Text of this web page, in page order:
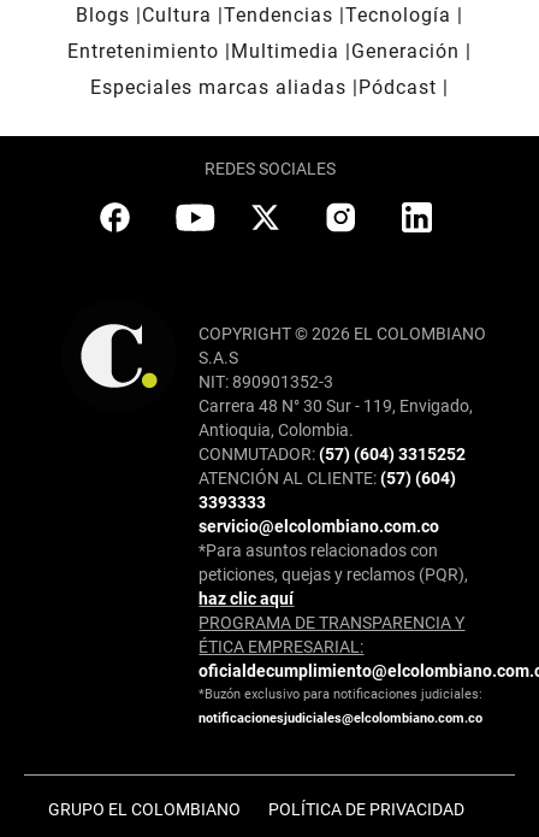
Blogs
Cultura Tendencias Tecnología
Entretenimiento
Multimedia
Generación
Especiales marcas aliadas
Pódcast
REDES SOCIALES
COPYRIGHT © 2026 EL COLOMBIANO
S.A.S
NIT: 890901352-3
Carrera 48 N° 30 Sur - 119, Envigado,
Antioquia, Colombia.
CONMUTADOR:(57) (604) 3315252
ATENCIÓN AL CLIENTE:(57) (604)
3393333
servicio@elcolombiano.com.co
*Para asuntos relacionados con
peticiones, quejas y reclamos (PQR),
haz clic aquí
PROGRAMA DE TRANSPARENCIA Y
ÉTICA EMPRESARIAL:
*Buzón exclusivo para notificaciones judiciales:
notificacionesjudiciales@elcolombiano.com.co
GRUPO EL COLOMBIANO POLÍTICA DE PRIVACIDAD